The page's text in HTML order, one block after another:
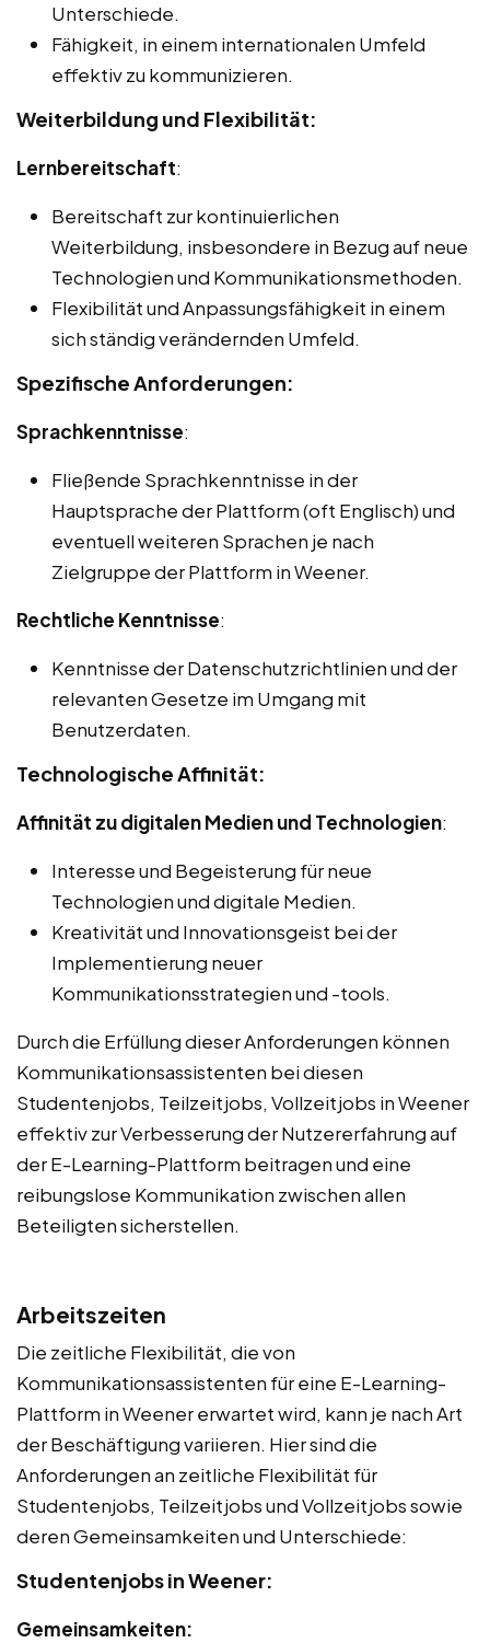
Unterschiede.
Fähigkeit, in einem internationalen Umfeld
effektiv zu kommunizieren.
Weiterbildung und Flexibilität:
Lernbereitschaft:
Bereitschaft zur kontinuierlichen
Weiterbildung, insbesondere in Bezug auf neue
Technologien und Kommunikationsmethoden.
Flexibilität und Anpassungsfähigkeit in einem
sich ständig verändernden Umfeld.
Spezifische Anforderungen:
Sprachkenntnisse:
Fließende Sprachkenntnisse in der
Hauptsprache der Plattform (oft Englisch) und
eventuell weiteren Sprachen je nach
Zielgruppe der Plattform in Weener.
Rechtliche Kenntnisse:
Kenntnisse der Datenschutzrichtlinien und der
relevanten Gesetze im Umgang mit
Benutzerdaten.
Technologische Affinität:
Affinität zu digitalen Medien und Technologien:
Interesse und Begeisterung für neue
Technologien und digitale Medien.
Kreativität und Innovationsgeist bei der
Implementierung neuer
Kommunikationsstrategien und -tools.
Durch die Erfüllung dieser Anforderungen können
Kommunikationsassistenten bei diesen
Studentenjobs, Teilzeitjobs, Vollzeitjobs in Weener
effektiv zur Verbesserung der Nutzererfahrung auf
der E-Learning-Plattform beitragen und eine
reibungslose Kommunikation zwischen allen
Beteiligten sicherstellen.
Arbeitszeiten
Die zeitliche Flexibilität, die von
Kommunikationsassistenten für eine E-Learning-
Plattform in Weener erwartet wird, kann je nach Art
der Beschäftigung variieren. Hier sind die
Anforderungen an zeitliche Flexibilität für
Studentenjobs, Teilzeitjobs und Vollzeitjobs sowie
deren Gemeinsamkeiten und Unterschiede:
Studentenjobs in Weener:
Gemeinsamkeiten: